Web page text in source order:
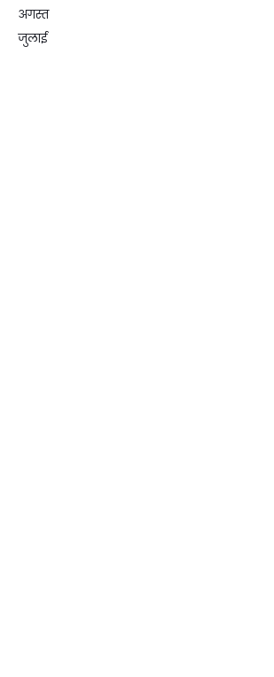
अगस्त
जुलाई